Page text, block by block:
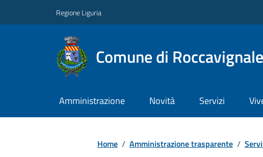
Regione Liguria
Comune di Roccavignale
Amministrazione Novità Servizi
Home / Amministrazione trasparente /